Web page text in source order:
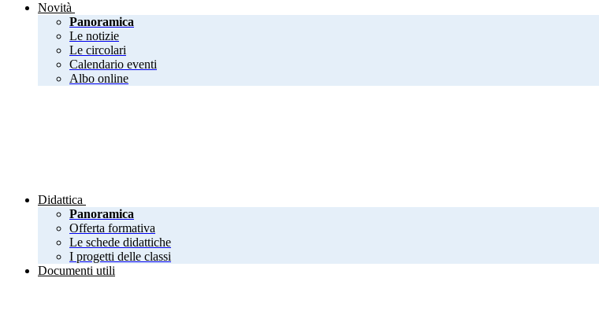
Novità
Panoramica
Le notizie
Le circolari
Calendario eventi
Albo online
Didattica
Panoramica
Offerta formativa
Le schede didattiche
I progetti delle classi
Documenti utili